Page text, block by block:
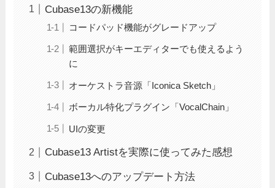
Cubase13の新機能
コードパッド機能がグレードアップ
範囲選択がキーエディターでも使えるよう
に
オーケストラ音源「Iconica Sketch」
ボーカル特化プラグイン「VocalChain」
UIの変更
Cubase13 Artistを実際に使ってみた感想
Cubase13へのアップデート方法